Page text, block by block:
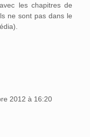
les chapitres de
ne sont pas dans le
2012 à 16:20